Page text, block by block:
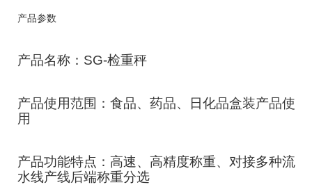
产品参数
产品名称：SG-检重秤
产品使用范围：食品、药品、日化品盒装产品使
用
产品功能特点：高速、高精度称重、对接多种流
水线产线后端称重分选